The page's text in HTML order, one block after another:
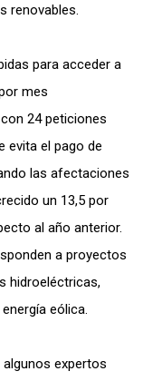
renovables.
para acceder a
mes
24 peticiones
evita el pago de
las afectaciones
un 13,5 por
al año anterior.
a proyectos
hidroeléctricas,
eólica.
expertos